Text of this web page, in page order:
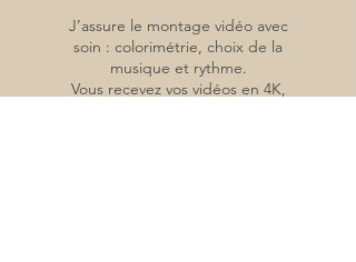
J’assure le montage vidéo avec
soin : colorimétrie, choix de la
musique et rythme.
Vous recevez vos vidéos en 4K,